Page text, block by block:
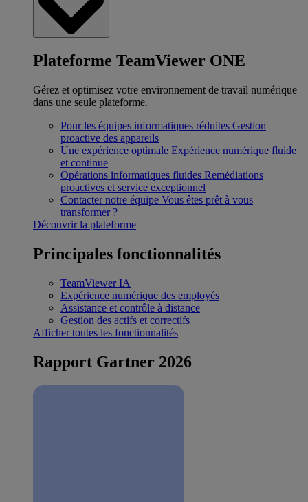
Plateforme TeamViewer ONE
Gérez et optimisez votre environnement de travail numérique
dans une seule plateforme.
Pour les équipes informatiques réduites Gestion
proactive des appareils
Une expérience optimale Expérience numérique fluide
et continue
Opérations informatiques fluides Remédiations
proactives et service exceptionnel
Contacter notre équipe Vous êtes prêt à vous
transformer ?
Découvrir la plateforme
Principales fonctionnalités
TeamViewer IA
Expérience numérique des employés
Assistance et contrôle à distance
Gestion des actifs et correctifs
Afficher toutes les fonctionnalités
Rapport Gartner 2026